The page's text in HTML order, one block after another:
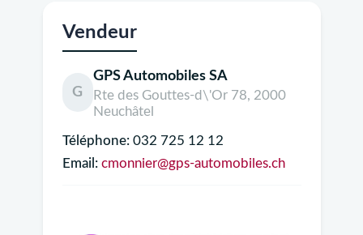
Vendeur
G
GPS Automobiles SA
Rte des Gouttes-d\'Or 78, 2000
Neuchâtel
Téléphone:032 725 12 12
Email: cmonnier@gps-automobiles.ch